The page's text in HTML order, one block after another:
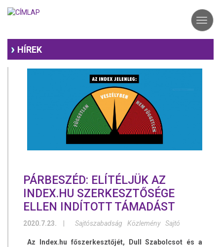
HÍREK
PÁRBESZÉD: ELÍTÉLJÜK AZ
INDEX.HU SZERKESZTŐSÉGE
ELLEN INDÍTOTT TÁMADÁST
2020.7.23. Sajtószabadság Közlemény Sajtó
Az Index.hu főszerkesztőjét, Dull Szabolcsot és a